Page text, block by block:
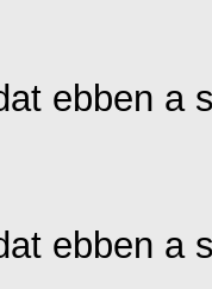
ebben a
ebben a